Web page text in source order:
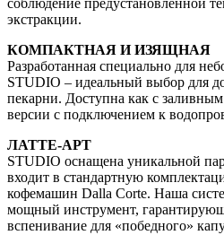
соблюдение предустановленной
экстракции.
КОМПАКТНАЯ И ИЗЯЩНАЯ
Разработанная специально для
STUDIO – идеальный выбор для
пекарни. Доступна как с
версии с подключением к
ЛАТТЕ-АРТ
STUDIO оснащена уникальной
входит в стандартную
кофемашин Dalla Corte. Наша
мощный инструмент,
вспенивание для «победного»